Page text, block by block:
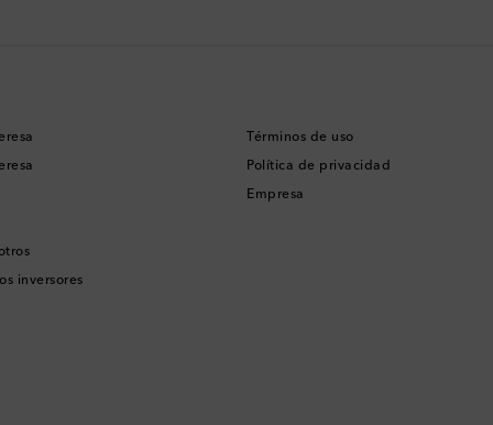
inversores
Términos de uso
Política de privacidad
Empresa